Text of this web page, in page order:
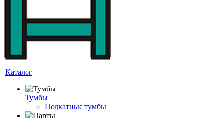
Каталог
Тумбы
Подкатные тумбы